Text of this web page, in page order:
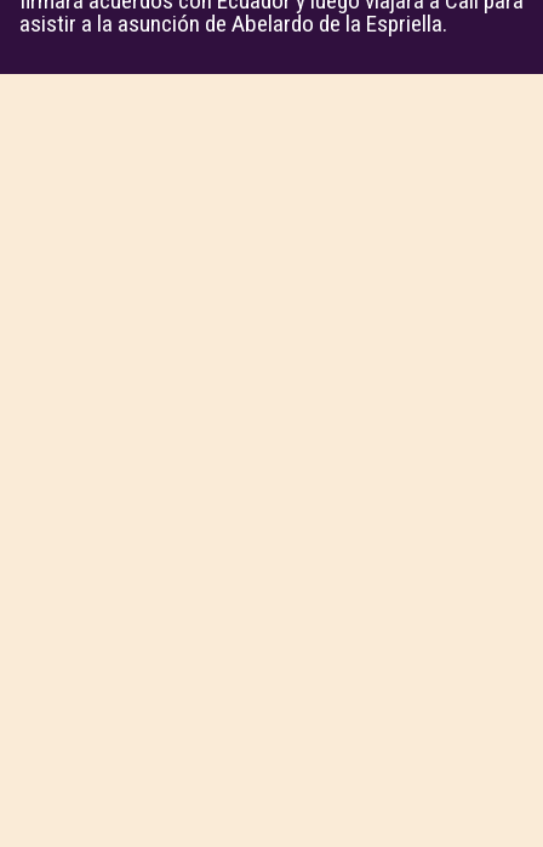
asistir a la asunción de Abelardo de la Espriella.